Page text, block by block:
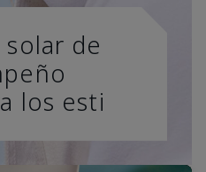
de
los esti